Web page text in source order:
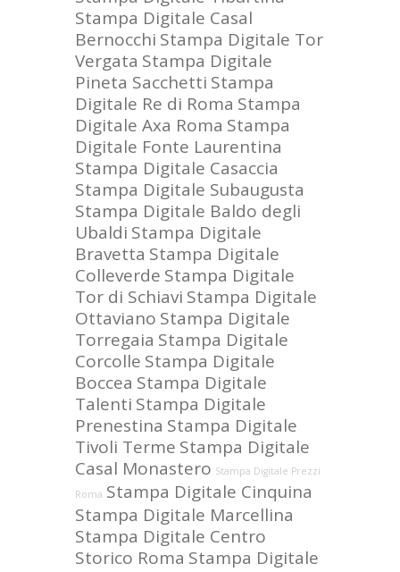
Stampa Digitale Casal
Bernocchi Stampa Digitale Tor
Vergata Stampa Digitale
Pineta Sacchetti Stampa
Digitale Re di Roma Stampa
Digitale Axa Roma Stampa
Digitale Fonte Laurentina
Stampa Digitale Casaccia
Stampa Digitale Subaugusta
Stampa Digitale Baldo degli
Ubaldi Stampa Digitale
Bravetta Stampa Digitale
Colleverde Stampa Digitale
Tor di Schiavi Stampa Digitale
Ottaviano Stampa Digitale
Torregaia Stampa Digitale
Corcolle Stampa Digitale
Boccea Stampa Digitale
Talenti Stampa Digitale
Prenestina Stampa Digitale
Tivoli Terme Stampa Digitale
Casal Monastero Stampa Digitale Prezzi
Roma Stampa Digitale Cinquina
Stampa Digitale Marcellina
Stampa Digitale Centro
Storico Roma Stampa Digitale